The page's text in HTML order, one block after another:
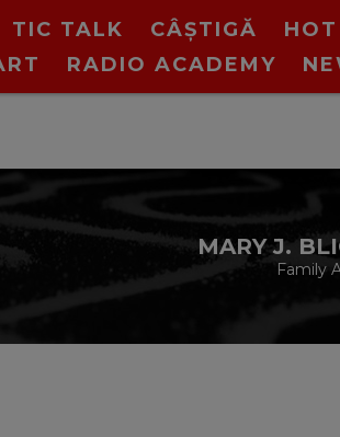
TIC TALK CÂȘTIGĂ
RADIO ACADEMY
VIRGIN